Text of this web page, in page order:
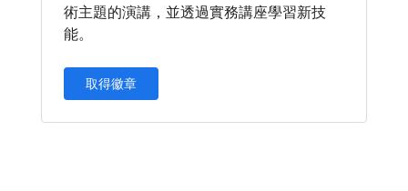
術主題的演講，並透過實務講座學習新技
能。
取得徽章